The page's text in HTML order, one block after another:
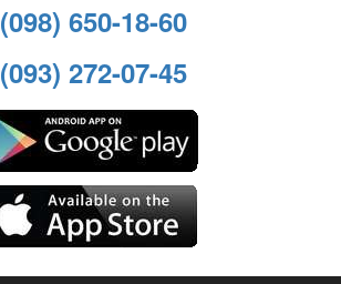
(098) 650-18-60
(093) 272-07-45